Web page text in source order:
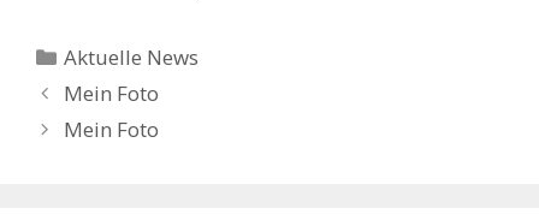
Kategorien
Aktuelle News
Beitrags-
Navigation
Mein Foto
Mein Foto